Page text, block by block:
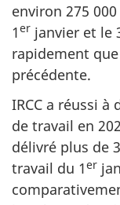
environ 275
1er janvier et
rapidement
précédente.
IRCC a réussi à
de travail en
délivré plus de
travail du 1er